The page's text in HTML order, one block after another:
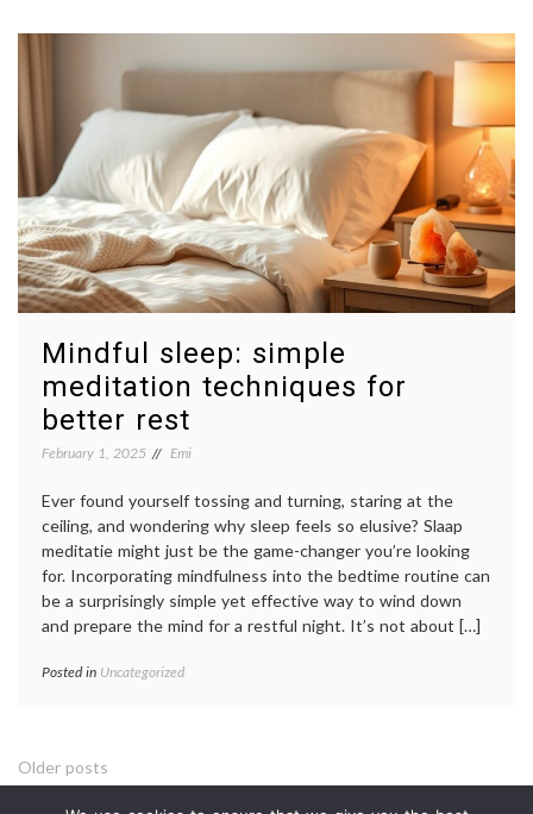
Mindful sleep: simple
meditation techniques for
better rest
February 1, 2025 Emi
Ever found yourself tossing and turning, staring at the
ceiling, and wondering why sleep feels so elusive? Slaap
meditatie might just be the game-changer you’re looking
for. Incorporating mindfulness into the bedtime routine can
be a surprisingly simple yet effective way to wind down
and prepare the mind for a restful night. It’s not about […]
Posted in Uncategorized
Posts
Older posts